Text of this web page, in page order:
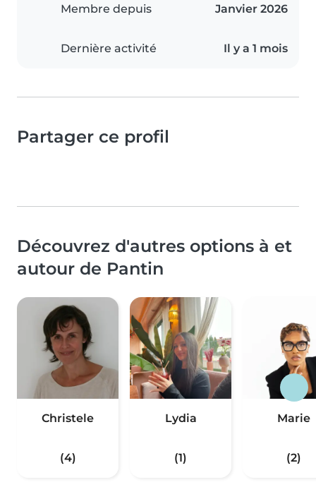
Membre depuis Janvier 2026
Dernière activité Il y a 1 mois
Partager ce profil
Découvrez d'autres options à et
autour de Pantin
Christele
(4)
Lydia
(1)
Marie
(2)